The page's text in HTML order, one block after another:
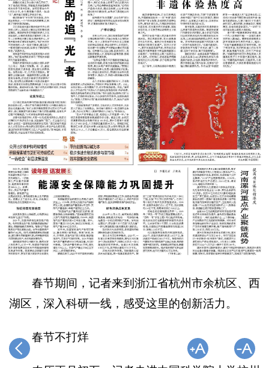
春节期间，记者来到浙江省杭州市余杭区、西
湖区，深入科研一线，感受这里的创新活力。
春节不打烊